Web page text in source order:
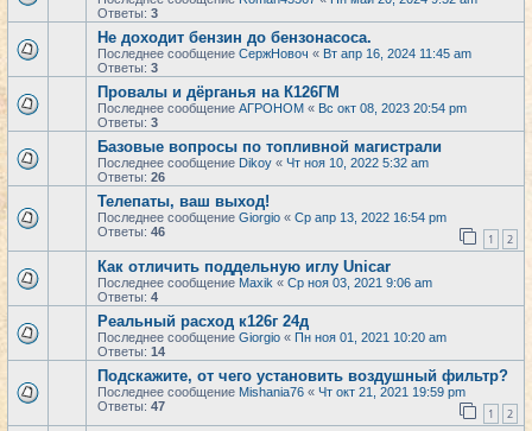
Ответы: 3
Не доходит бензин до бензонасоса.
Последнее сообщение СержНовоч « Вт апр 16, 2024 11:45 am
Ответы: 3
Провалы и дёрганья на К126ГМ
Последнее сообщение АГРОНОМ « Вс окт 08, 2023 20:54 pm
Ответы: 3
Базовые вопросы по топливной магистрали
Последнее сообщение Dikoy « Чт ноя 10, 2022 5:32 am
Ответы: 26
Телепаты, ваш выход!
Последнее сообщение Giorgio « Ср апр 13, 2022 16:54 pm
Ответы: 46 1 2
Как отличить поддельную иглу Unicar
Последнее сообщение Maxik « Ср ноя 03, 2021 9:06 am
Ответы: 4
Реальный расход к126г 24д
Последнее сообщение Giorgio « Пн ноя 01, 2021 10:20 am
Ответы: 14
Подскажите, от чего установить воздушный фильтр?
Последнее сообщение Mishania76 « Чт окт 21, 2021 19:59 pm
Ответы: 47 1 2